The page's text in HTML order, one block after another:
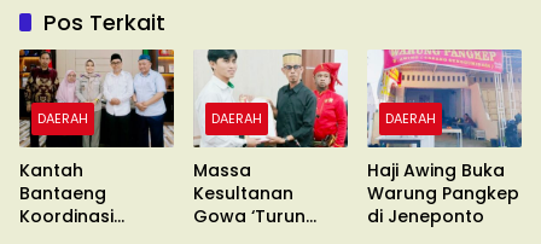
Pos Terkait
DAERAH
Kantah
Bantaeng
Koordinasi
DAERAH
Massa
Kesultanan
Gowa ‘Turun
DAERAH
Haji Awing Buka
Warung Pangkep
di Jeneponto